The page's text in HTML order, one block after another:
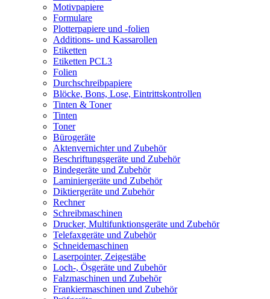
Motivpapiere
Formulare
Plotterpapiere und -folien
Additions- und Kassarollen
Etiketten
Etiketten PCL3
Folien
Durchschreibpapiere
Blöcke, Bons, Lose, Eintrittskontrollen
Tinten & Toner
Tinten
Toner
Bürogeräte
Aktenvernichter und Zubehör
Beschriftungsgeräte und Zubehör
Bindegeräte und Zubehör
Laminiergeräte und Zubehör
Diktiergeräte und Zubehör
Rechner
Schreibmaschinen
Drucker, Multifunktionsgeräte und Zubehör
Telefaxgeräte und Zubehör
Schneidemaschinen
Laserpointer, Zeigestäbe
Loch-, Ösgeräte und Zubehör
Falzmaschinen und Zubehör
Frankiermaschinen und Zubehör